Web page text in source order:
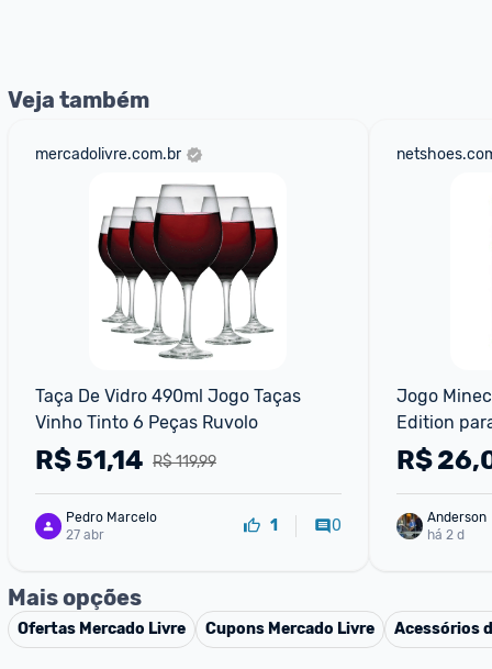
Veja também
mercadolivre.com.br
Taça De Vidro 490ml Jogo Taças
Vinho Tinto 6 Peças Ruvolo
R$ 119,99
R$51,14
Pedro Marcelo
27 abr
1 0
Jogo
Edition
R$
Anderson
há 2 d
Mais opções
Ofertas Mercado Livre Cupons Mercado Livre Acessórios